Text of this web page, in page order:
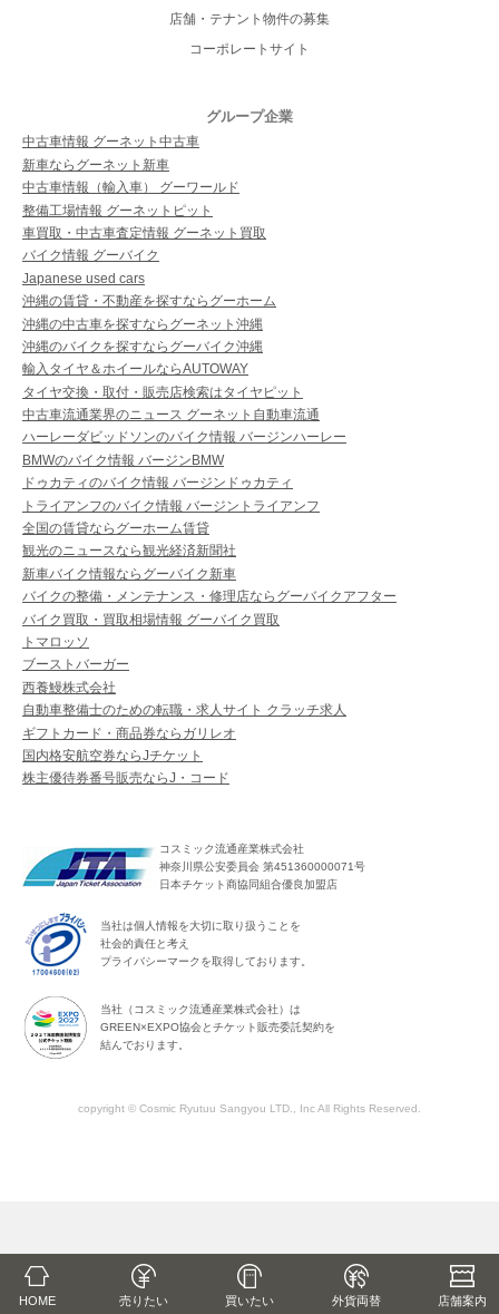
HOME 売りたい 買いたい 外貨両替 店舗案内
店舗・テナント物件の募集
コーポレートサイト
グループ企業
中古車情報 グーネット中古車
新車ならグーネット新車
中古車情報（輸入車） グーワールド
整備工場情報 グーネットピット
車買取・中古車査定情報 グーネット買取
バイク情報 グーバイク
Japanese used cars
沖縄の賃貸・不動産を探すならグーホーム
沖縄の中古車を探すならグーネット沖縄
沖縄のバイクを探すならグーバイク沖縄
輸入タイヤ＆ホイールならAUTOWAY
タイヤ交換・取付・販売店検索はタイヤピット
中古車流通業界のニュース グーネット自動車流通
ハーレーダビッドソンのバイク情報 バージンハーレー
BMWのバイク情報 バージンBMW
ドゥカティのバイク情報 バージンドゥカティ
トライアンフのバイク情報 バージントライアンフ
全国の賃貸ならグーホーム賃貸
観光のニュースなら観光経済新聞社
新車バイク情報ならグーバイク新車
バイクの整備・メンテナンス・修理店ならグーバイクアフター
バイク買取・買取相場情報 グーバイク買取
トマロッソ
ブーストバーガー
西養鰻株式会社
自動車整備士のための転職・求人サイト クラッチ求人
ギフトカード・商品券ならガリレオ
国内格安航空券ならJチケット
株主優待券番号販売ならJ・コード
コスミック流通産業株式会社
神奈川県公安委員会 第451360000071号
日本チケット商協同組合優良加盟店
当社は個人情報を大切に取り扱うことを
社会的責任と考え
プライバシーマークを取得しております。
当社（コスミック流通産業株式会社）は
GREEN×EXPO協会とチケット販売委託契約を
結んでおります。
copyright © Cosmic Ryutuu Sangyou LTD., Inc All Rights Reserved.